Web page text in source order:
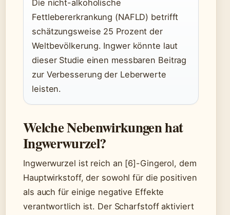
Die nicht-alkoholische
Fettlebererkrankung (NAFLD) betrifft
schätzungsweise 25 Prozent der
Weltbevölkerung. Ingwer könnte laut
dieser Studie einen messbaren Beitrag
zur Verbesserung der Leberwerte
leisten.
Welche Nebenwirkungen hat
Ingwerwurzel?
Ingwerwurzel ist reich an [6]-Gingerol, dem
Hauptwirkstoff, der sowohl für die positiven
als auch für einige negative Effekte
verantwortlich ist. Der Scharfstoff aktiviert